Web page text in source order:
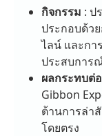
กิจกรรม : ป
ประกอบด้ว
ไลน์ และก
ประสบการ
ผลกระทบต่
Gibbon
ต้านการล่า
โดยตรง